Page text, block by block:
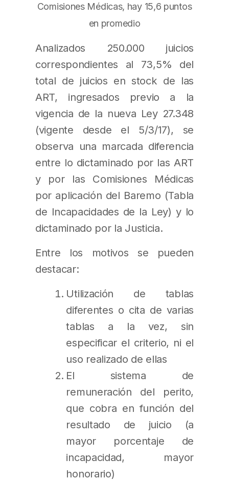
Comisiones Médicas, hay 15,6 puntos
en promedio
Analizados 250.000 juicios
correspondientes al 73,5% del
total de juicios en stock de las
ART, ingresados previo a la
vigencia de la nueva Ley 27.348
(vigente desde el 5/3/17), se
observa una marcada diferencia
entre lo dictaminado por las ART
y por las Comisiones Médicas
por aplicación del Baremo (Tabla
de Incapacidades de la Ley) y lo
dictaminado por la Justicia.
Entre los motivos se pueden
destacar:
Utilización de tablas
diferentes o cita de varias
tablas a la vez, sin
especificar el criterio, ni el
uso realizado de ellas
El sistema de
remuneración del perito,
que cobra en función del
resultado de juicio (a
mayor porcentaje de
incapacidad, mayor
honorario)